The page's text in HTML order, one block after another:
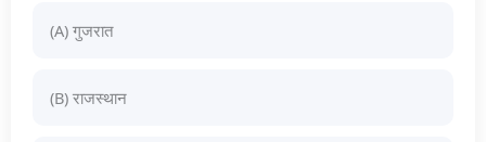
(A) गुजरात
(B) राजस्थान